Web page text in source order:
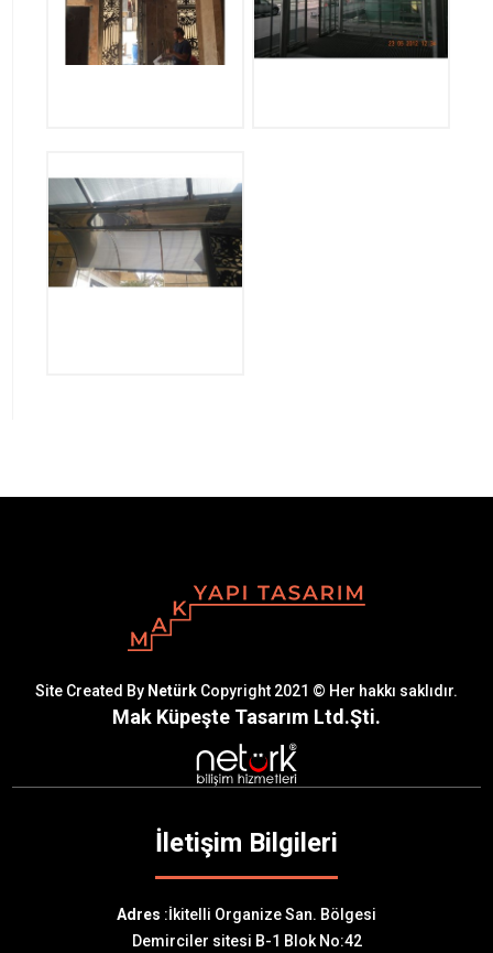
Site Created By Netürk Copyright 2021 © Her hakkı saklıdır.
Mak Küpeşte Tasarım Ltd.Şti.
İletişim Bilgileri
Adres :İkitelli Organize San. Bölgesi
Demirciler sitesi B-1 Blok No:42